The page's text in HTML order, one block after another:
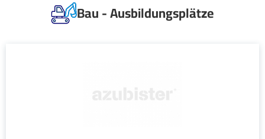
Bau - Ausbildungsplätze